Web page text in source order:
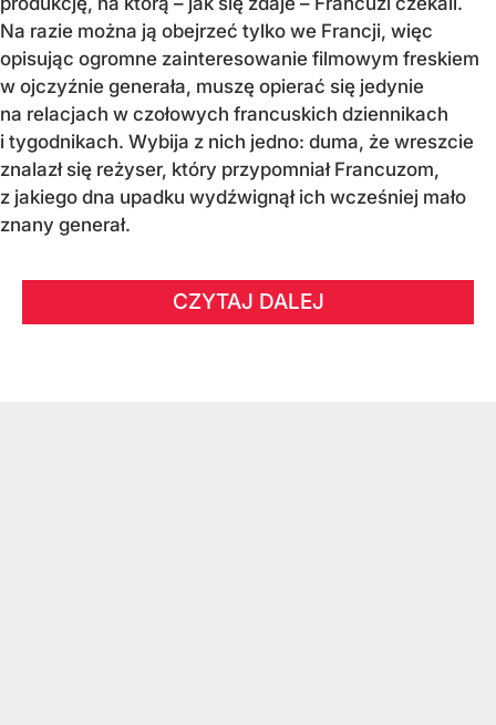
Na razie można ją obejrzeć tylko we Francji, więc
opisując ogromne zainteresowanie filmowym freskiem
w ojczyźnie generała, muszę opierać się jedynie
na relacjach w czołowych francuskich dziennikach
i tygodnikach. Wybija z nich jedno: duma, że wreszcie
znalazł się reżyser, który przypomniał Francuzom,
z jakiego dna upadku wydźwignął ich wcześniej mało
znany generał.
CZYTAJ DALEJ